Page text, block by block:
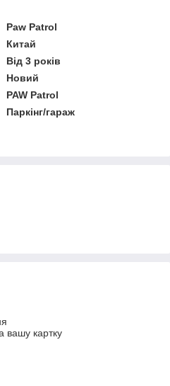
Paw Patrol
Китай
Від 3 років
Новий
PAW Patrol
Паркінг/гараж
вашу картку